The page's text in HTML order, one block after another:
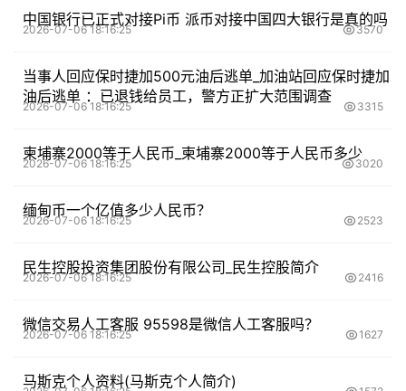
中国银行已正式对接Pi币 派币对接中国四大银行是真的吗
2026-07-06 18:16:25 3570
当事人回应保时捷加500元油后逃单_加油站回应保时捷加
油后逃单 ：已退钱给员工，警方正扩大范围调查
2026-07-06 18:16:25 3315
柬埔寨2000等于人民币_柬埔寨2000等于人民币多少
2026-07-06 18:16:25 3020
缅甸币一个亿值多少人民币？
2026-07-06 18:16:25 2523
民生控股投资集团股份有限公司_民生控股简介
2026-07-06 18:16:25 2416
微信交易人工客服 95598是微信人工客服吗？
2026-07-06 18:16:25 1627
马斯克个人资料(马斯克个人简介)